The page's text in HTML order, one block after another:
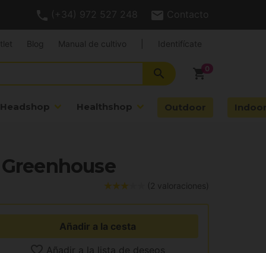
(+34) 972 527 248 Contacto
shopping_cart
search
Headshop Healthshop Outdoor
Blog Manual de cultivo Identifícate
(2 valoraciones)
Añadir a la cesta
Añadir a la lista de deseos